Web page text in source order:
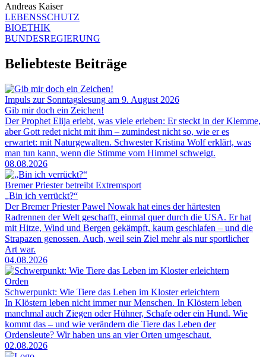
Andreas Kaiser
LEBENSSCHUTZ
BIOETHIK
BUNDESREGIERUNG
Beliebteste Beiträge
Impuls zur Sonntagslesung am 9. August 2026
Gib mir doch ein Zeichen!
Der Prophet Elija erlebt, was viele erleben: Er steckt in der Klemme,
aber Gott redet nicht mit ihm – zumindest nicht so, wie er es
erwartet: mit Naturgewalten. Schwester Kristina Wolf erklärt, was
man tun kann, wenn die Stimme vom Himmel schweigt.
08.08.2026
Bremer Priester betreibt Extremsport
„Bin ich verrückt?“
Der Bremer Priester Pawel Nowak hat eines der härtesten
Radrennen der Welt geschafft, einmal quer durch die USA. Er hat
mit Hitze, Wind und Bergen gekämpft, kaum geschlafen – und die
Strapazen genossen. Auch, weil sein Ziel mehr als nur sportlicher
Art war.
04.08.2026
Orden
Schwerpunkt: Wie Tiere das Leben im Kloster erleichtern
In Klöstern leben nicht immer nur Menschen. In Klöstern leben
manchmal auch Ziegen oder Hühner, Schafe oder ein Hund. Wie
kommt das – und wie verändern die Tiere das Leben der
Ordensleute? Wir haben uns an vier Orten umgeschaut.
02.08.2026